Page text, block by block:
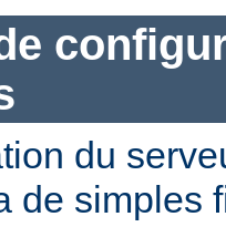
du
de simples